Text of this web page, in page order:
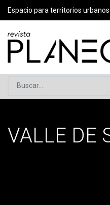
Espacio para territorios
Buscar...
Portada» valle de Santiago
VALLE DE